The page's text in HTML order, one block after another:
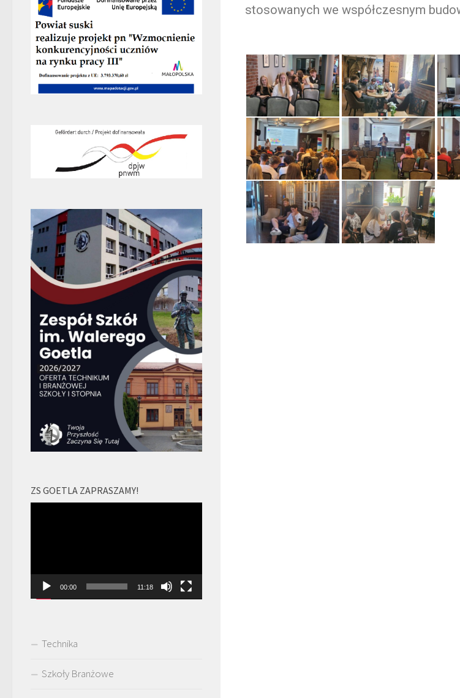
stosowanych we współczesnym
ZS GOETLA ZAPRASZAMY!
00:00 11:18
Technika
Szkoły Branżowe